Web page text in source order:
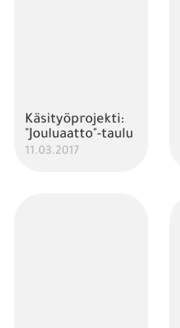
Käsityöprojekti:
"Jouluaatto"-taulu
11.03.2017